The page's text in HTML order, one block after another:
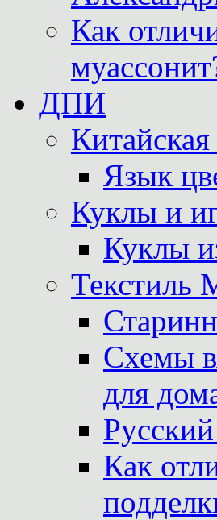
Как
ДПИ
Язык
Куклы и
Куклы
Текстиль
Схемы
для
Как